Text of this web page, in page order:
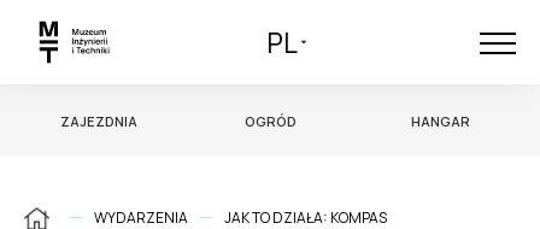
PL
ZAJEZDNIA OGRÓD HANGAR
WYDARZENIA JAK TO DZIAŁA: KOMPAS